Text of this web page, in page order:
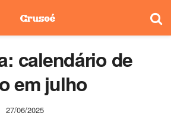
calendário de
em julho
27/06/2025